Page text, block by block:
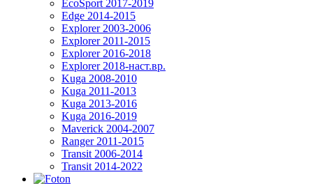
EcoSport 2017-2019
Edge 2014-2015
Explorer 2003-2006
Explorer 2011-2015
Explorer 2016-2018
Explorer 2018-наст.вр.
Kuga 2008-2010
Kuga 2011-2013
Kuga 2013-2016
Kuga 2016-2019
Maverick 2004-2007
Ranger 2011-2015
Transit 2006-2014
Transit 2014-2022